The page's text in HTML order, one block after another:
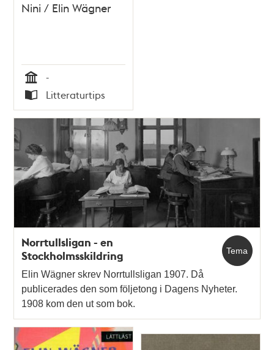
Nini / Elin Wägner
Tid
-
Typ
Litteraturtips
Tema
Norrtullsligan - en
Stockholmsskildring
Elin Wägner skrev Norrtullsligan 1907. Då
publicerades den som följetong i Dagens Nyheter.
1908 kom den ut som bok.